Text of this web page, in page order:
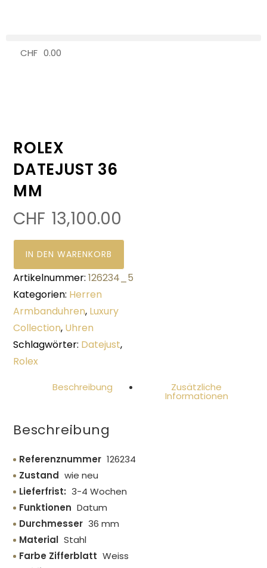
CHF 0.00
ROLEX
DATEJUST 36
MM
CHF 13,100.00
IN DEN WARENKORB
Artikelnummer:126234_5
Kategorien: Herren
Armbanduhren, Luxury
Collection, Uhren
Schlagwörter: Datejust,
Rolex
Beschreibung Zusätzliche
Informationen
Beschreibung
Referenznummer 126234
Zustand wie neu
Lieferfrist: 3-4 Wochen
Funktionen Datum
Durchmesser 36 mm
Material Stahl
Farbe Zifferblatt Weiss